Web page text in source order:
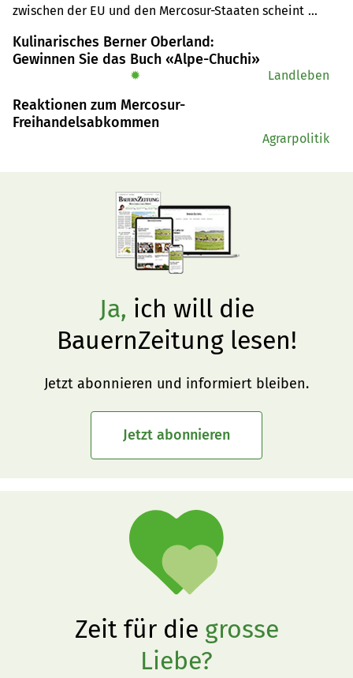
zwischen der EU und den Mercosur-Staaten scheint
Kulinarisches Berner Oberland:
Gewinnen Sie das Buch «Alpe-Chuchi»
✹ Landleben
Reaktionen zum Mercosur-
Freihandelsabkommen
Agrarpolitik
Ja, ich will die
BauernZeitung lesen!
Jetzt abonnieren und informiert bleiben.
Jetzt abonnieren
Zeit für die grosse
Liebe?